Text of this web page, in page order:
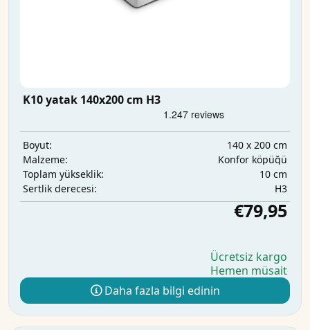
K10 yatak 140x200 cm H3
Boyut:
140 x 200 cm
Malzeme:
Konfor köpüğü
Toplam yükseklik:
10 cm
Sertlik derecesi:
H3
€79,95
Ücretsiz kargo
Hemen müsait
Daha fazla bilgi edinin